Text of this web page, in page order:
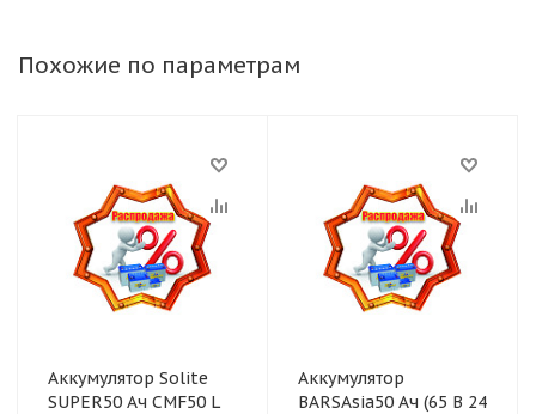
Похожие по параметрам
Аккумулятор Solite
SUPER50 Ач CMF50 L
Аккумулятор
BARSAsia50 Ач (65 В 24